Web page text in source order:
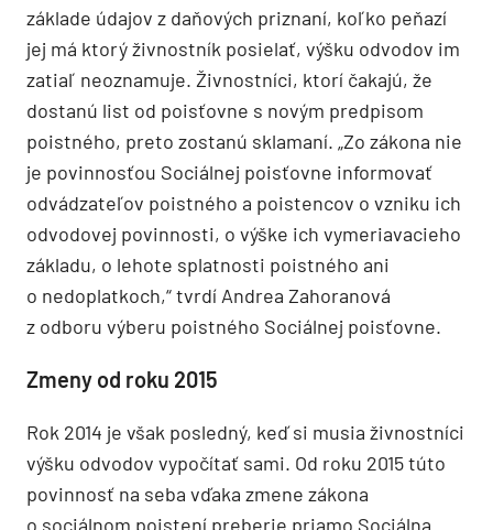
základe údajov z daňových priznaní, koľko peňazí
jej má ktorý živnostník posielať, výšku odvodov im
zatiaľ neoznamuje. Živnostníci, ktorí čakajú, že
dostanú list od poisťovne s novým predpisom
poistného, preto zostanú sklamaní. „Zo zákona nie
je povinnosťou Sociálnej poisťovne informovať
odvádzateľov poistného a poistencov o vzniku ich
odvodovej povinnosti, o výške ich vymeriavacieho
základu, o lehote splatnosti poistného ani
o nedoplatkoch,“ tvrdí Andrea Zahoranová
z odboru výberu poistného Sociálnej poisťovne.
Zmeny od roku 2015
Rok 2014 je však posledný, keď si musia živnostníci
výšku odvodov vypočítať sami. Od roku 2015 túto
povinnosť na seba vďaka zmene zákona
o sociálnom poistení preberie priamo Sociálna